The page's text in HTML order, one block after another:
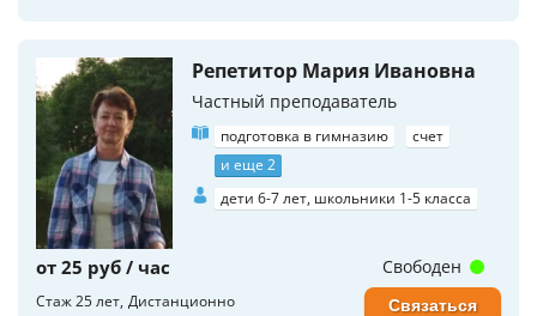
Репетитор Мария Ивановна
Частный преподаватель
подготовка в гимназию
счет
и еще 2
дети 6-7 лет, школьники 1-5 класса
от 25 руб / час
Стаж 25 лет Дистанционно
Свободен
Связаться